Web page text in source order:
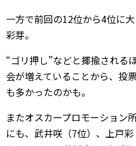
一方で前回の12位から4位に
彩芽。
“ゴリ押し”などと揶揄される
会が増えていることから、投
も多かったのかも。
またオスカープロモーション
にも、武井咲（7位）、上戸